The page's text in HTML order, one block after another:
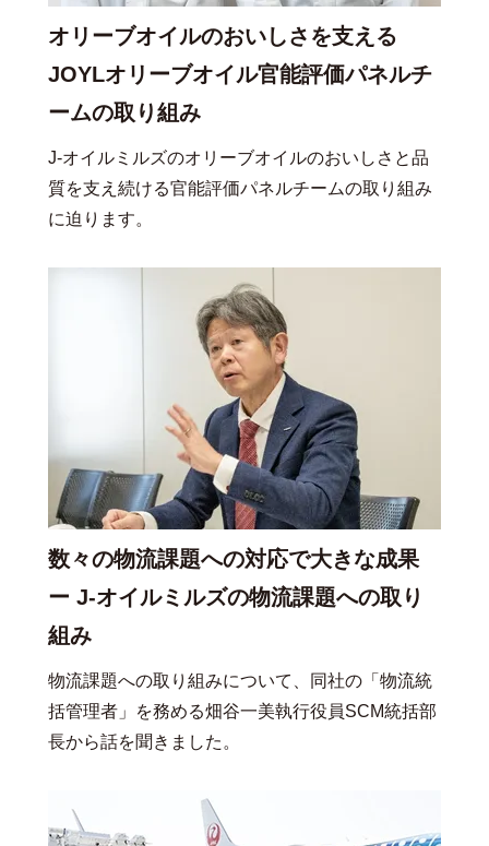
オリーブオイルのおいしさを支える
JOYLオリーブオイル官能評価パネルチ
ームの取り組み
J-オイルミルズのオリーブオイルのおいしさと品
質を支え続ける官能評価パネルチームの取り組み
に迫ります。
数々の物流課題への対応で大きな成果
ー J-オイルミルズの物流課題への取り
組み
物流課題への取り組みについて、同社の「物流統
括管理者」を務める畑谷一美執行役員SCM統括部
長から話を聞きました。